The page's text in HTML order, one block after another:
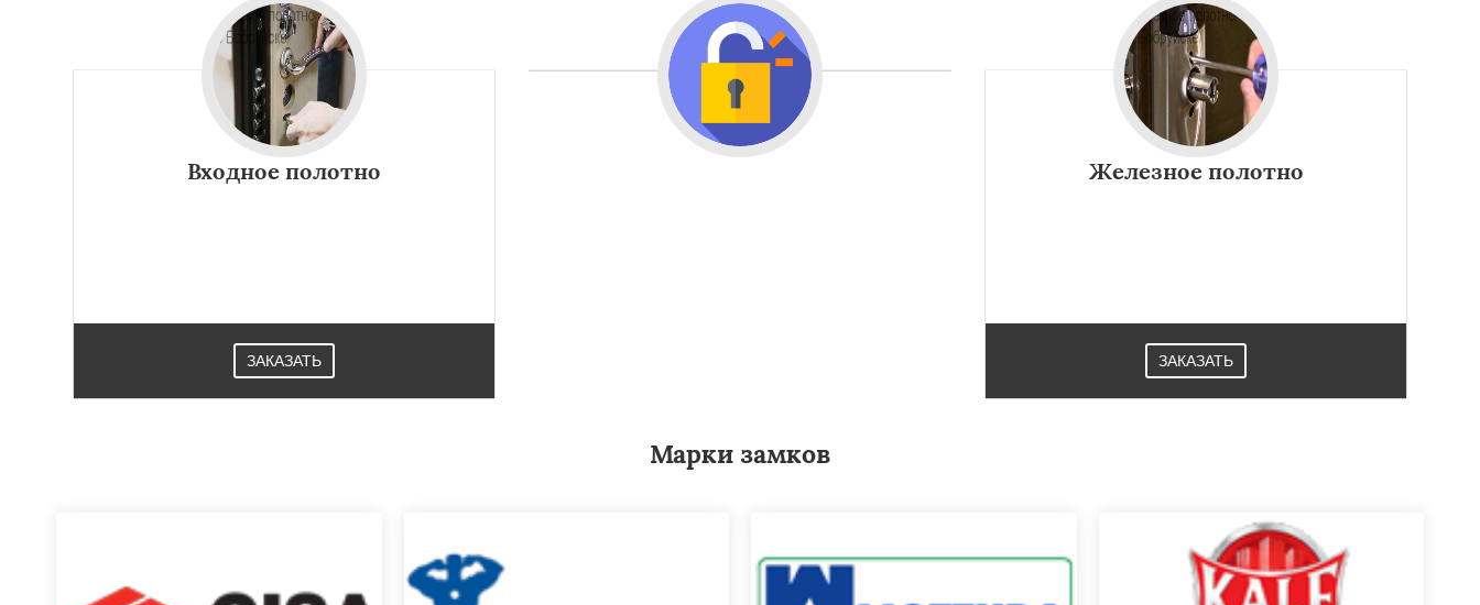
Входное полотно
ЗАКАЗАТЬ
Железное полотно
ЗАКАЗАТЬ
Марки замков